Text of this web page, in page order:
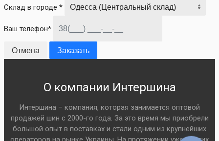
Склад в городе *
Ваш телефон*
Отмена Заказать
О компании Интершина
Интершина – компания, которая занимается оптовой
продажей шин с 2000-го года. За это время мы приобрели
большой опыт в поставках и стали одним из крупнейших